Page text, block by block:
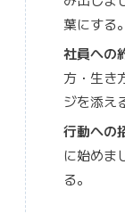
葉にする。
社員への
方・生き
ジを添え
行動への
に始めま
る。